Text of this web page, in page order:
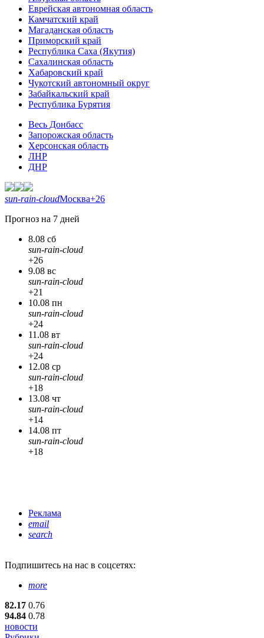
Еврейская автономная область
Камчатский край
Магаданская область
Приморский край
Республика Саха (Якутия)
Сахалинская область
Хабаровский край
Чукотский автономный округ
Забайкальский край
Республика Бурятия
Весь Донбасс
Запорожская область
Херсонская область
ЛНР
ДНР
sun-rain-cloudМосква+26
Прогноз на 7 дней
8.08 сб
sun-rain-cloud
+26
9.08 вс
sun-rain-cloud
+21
10.08 пн
sun-rain-cloud
+24
11.08 вт
sun-rain-cloud
+24
12.08 ср
sun-rain-cloud
+18
13.08 чт
sun-rain-cloud
+14
14.08 пт
sun-rain-cloud
+18
Реклама
email
search
Подпишитесь на нас в соцсетях:
more
82.17 0.76
94.84 0.78
новости